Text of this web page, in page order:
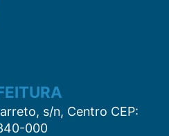
s/n, Centro CEP:
000